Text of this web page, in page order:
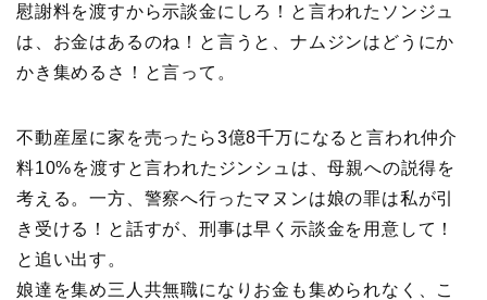
慰謝料を渡すから示談金にしろ！と言われたソンジュ
は、お金はあるのね！と言うと、ナムジンはどうにか
かき集めるさ！と言って。
不動産屋に家を売ったら3億8千万になると言われ仲介
料10%を渡すと言われたジンシュは、母親への説得を
考える。一方、警察へ行ったマヌンは娘の罪は私が引
き受ける！と話すが、刑事は早く示談金を用意して！
と追い出す。
娘達を集め三人共無職になりお金も集められなく、こ